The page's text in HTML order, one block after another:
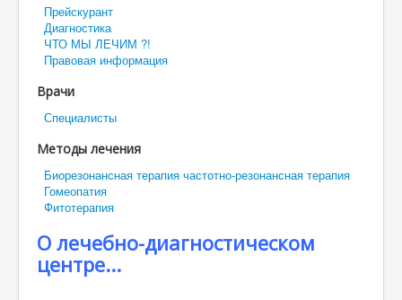
Как готовиться к обследованию
Обследование с использованием ВРТ
Прейскурант
Диагностика
ЧТО МЫ ЛЕЧИМ ?!
Правовая информация
Врачи
Специалисты
Методы лечения
Биорезонансная терапия частотно-резонансная терапия
Гомеопатия
Фитотерапия
О лечебно-диагностическом
центре...